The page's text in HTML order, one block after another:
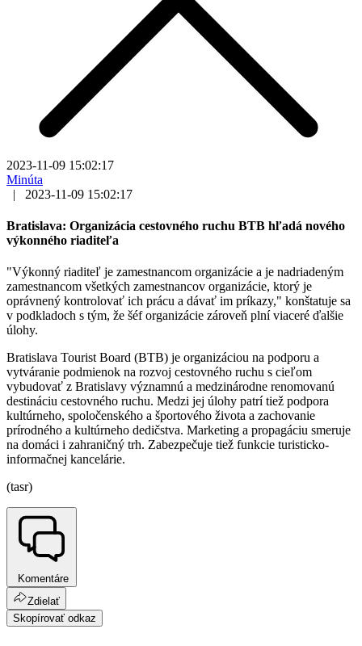
2023-11-09 15:02:17
Minúta
|
2023-11-09 15:02:17
Bratislava: Organizácia cestovného ruchu BTB hľadá nového
výkonného riaditeľa
"Výkonný riaditeľ je zamestnancom organizácie a je nadriadeným
zamestnancom všetkých zamestnancov organizácie, ktorý je
oprávnený kontrolovať ich prácu a dávať im príkazy," konštatuje sa
v podkladoch s tým, že šéf organizácie zároveň plní viaceré ďalšie
úlohy.
Bratislava Tourist Board (BTB) je organizáciou na podporu a
vytváranie podmienok na rozvoj cestovného ruchu s cieľom
vybudovať z Bratislavy významnú a medzinárodne renomovanú
destináciu cestovného ruchu. Medzi jej úlohy patrí tiež podpora
kultúrneho, spoločenského a športového života a zachovanie
prírodného a kultúrneho dedičstva. Marketing a propagáciu smeruje
na domáci i zahraničný trh. Zabezpečuje tiež funkcie turisticko-
informačnej kancelárie.
(tasr)
Komentáre
Zdielať
Skopírovať odkaz